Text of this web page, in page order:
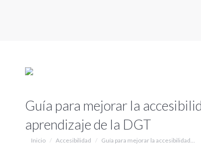
Guía para mejorar la
aprendizaje de la DGT
Estás aquí:
Inicio Accesibilidad Guía para mejorar la accesibilidad…